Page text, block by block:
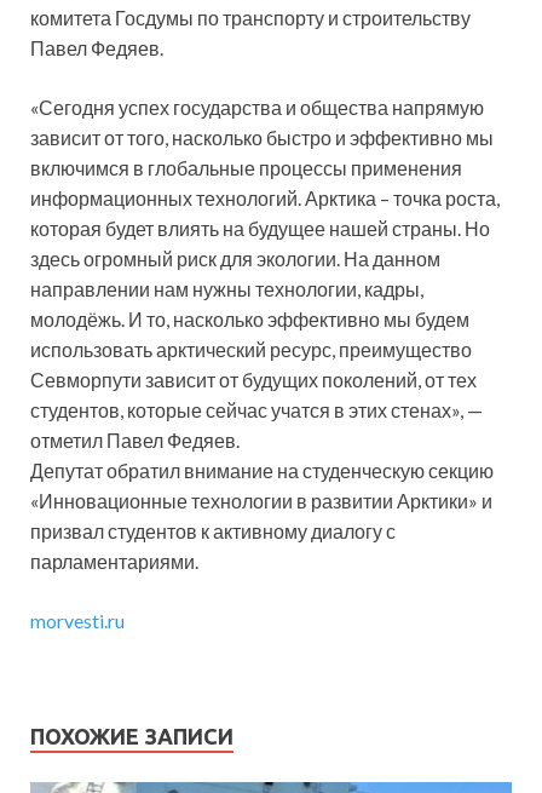
комитета Госдумы по транспорту и строительству
Павел Федяев.
«Сегодня успех государства и общества напрямую
зависит от того, насколько быстро и эффективно мы
включимся в глобальные процессы применения
информационных технологий. Арктика – точка роста,
которая будет влиять на будущее нашей страны. Но
здесь огромный риск для экологии. На данном
направлении нам нужны технологии, кадры,
молодёжь. И то, насколько эффективно мы будем
использовать арктический ресурс, преимущество
Севморпути зависит от будущих поколений, от тех
студентов, которые сейчас учатся в этих стенах», —
отметил Павел Федяев.
Депутат обратил внимание на студенческую секцию
«Инновационные технологии в развитии Арктики» и
призвал студентов к активному диалогу с
парламентариями.
morvesti.ru
ПОХОЖИЕ ЗАПИСИ